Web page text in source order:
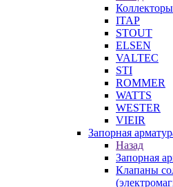
Коллекторы
ITAP
STOUT
ELSEN
VALTEC
STI
ROMMER
WATTS
WESTER
VIEIR
Запорная
Назад
Запорная
Клапаны